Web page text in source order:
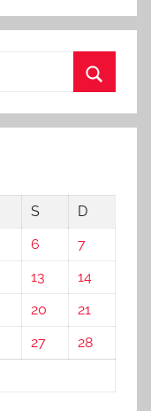
S
D
6
7
13
14
20
21
27
28